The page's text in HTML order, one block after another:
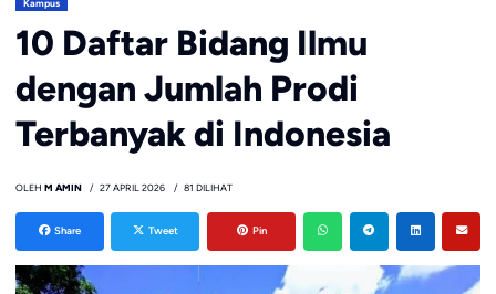
Kampus
10 Daftar Bidang Ilmu
dengan Jumlah Prodi
Terbanyak di Indonesia
OLEH M AMIN 27 APRIL 2026 81 DILIHAT
Share Tweet Pin